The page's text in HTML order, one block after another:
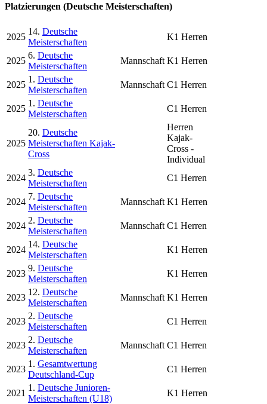
Platzierungen (Deutsche Meisterschaften)
2025
14. Deutsche
Meisterschaften
K1 Herren
2025
6. Deutsche
Meisterschaften
Mannschaft K1 Herren
2025
1. Deutsche
Meisterschaften
Mannschaft C1 Herren
2025
1. Deutsche
Meisterschaften
C1 Herren
2025
20. Deutsche
Meisterschaften Kajak-
Cross
Herren
Kajak-
Cross -
Individual
2024
3. Deutsche
Meisterschaften
C1 Herren
2024
7. Deutsche
Meisterschaften
Mannschaft K1 Herren
2024
2. Deutsche
Meisterschaften
Mannschaft C1 Herren
2024
14. Deutsche
Meisterschaften
K1 Herren
2023
9. Deutsche
Meisterschaften
K1 Herren
2023
12. Deutsche
Meisterschaften
Mannschaft K1 Herren
2023
2. Deutsche
Meisterschaften
C1 Herren
2023
2. Deutsche
Meisterschaften
Mannschaft C1 Herren
2023
1. Gesamtwertung
Deutschland-Cup
C1 Herren
2021
1. Deutsche Junioren-
Meisterschaften (U18)
K1 Herren